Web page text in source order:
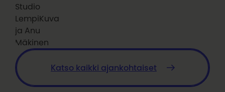
Studio
LempiKuva
ja Anu
Mäkinen
Katso kaikki ajankohtaiset